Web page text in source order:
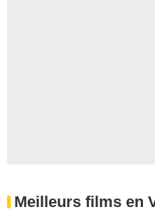
Meilleurs films en